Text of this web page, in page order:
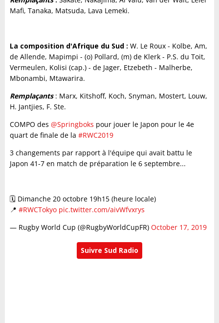
Mafi, Tanaka, Matsuda, Lava Lemeki.
La composition d'Afrique du Sud : W. Le Roux - Kolbe, Am,
de Allende, Mapimpi - (o) Pollard, (m) de Klerk - P.S. du Toit,
Vermeulen, Kolisi (cap.) - de Jager, Etzebeth - Malherbe,
Mbonambi, Mtawarira.
Remplaçants: Marx, Kitshoff, Koch, Snyman, Mostert, Louw,
H. Jantjies, F. Ste.
COMPO des @Springboks pour jouer le Japon pour le 4e
quart de finale de la #RWC2019
3 changements par rapport à l'équipe qui avait battu le
Japon 41-7 en match de préparation le 6 septembre...
🗓 Dimanche 20 octobre 19h15 (heure locale)
📍 #RWCTokyo pic.twitter.com/aivWfvxrys
— Rugby World Cup (@RugbyWorldCupFR) October 17, 2019
Suivre Sud Radio